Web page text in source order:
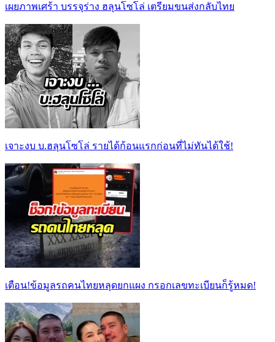
เผยภาพเศร้า บรรจุร่าง ฮลุนโซโล่ เตรียมขนส่งกลับไทย
เจาะงบ บ.ฮลุนโซโล่ รายได้ก้อนแรกก่อนที่ไม่ทันได้ใช้!
เตือน!ข้อมูลรถคนไทยหลุดยกแผง กรอกเลขทะเบียนก็รู้หมด!